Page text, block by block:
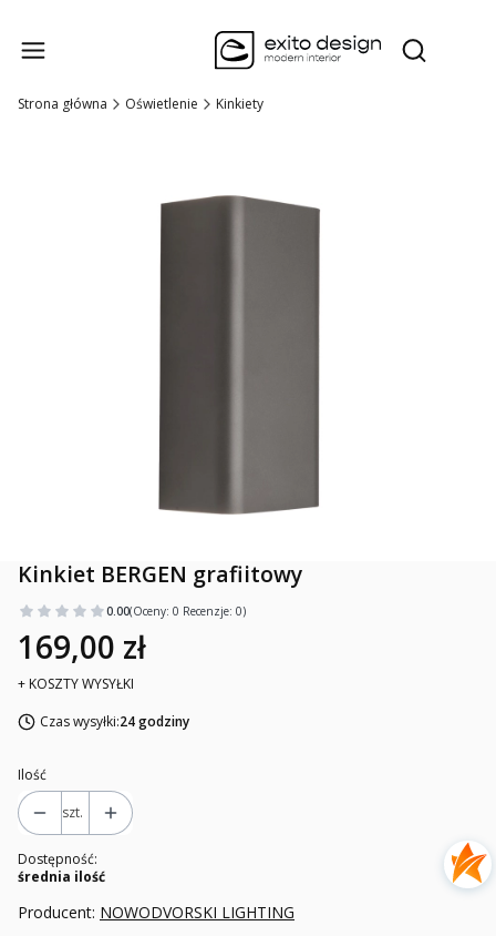
Otwórz
Strona główna Oświetlenie Kinkiety
Kinkiet BERGEN grafiitowy
0.00(Oceny: 0 Recenzje: 0)
169,00 zł
+ KOSZTY WYSYŁKI
Czas wysyłki:24 godziny
Ilość
szt.
Dostępność:
średnia ilość
Producent: NOWODVORSKI LIGHTING